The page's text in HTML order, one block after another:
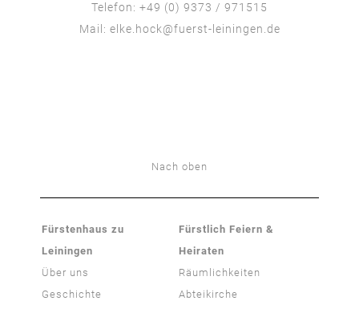
Telefon: +49 (0) 9373 / 971515
Mail: elke.hock@fuerst-leiningen.de
Nach oben
Fürstenhaus zu
Leiningen
Über uns
Geschichte
Fürstlich Feiern &
Heiraten
Räumlichkeiten
Abteikirche